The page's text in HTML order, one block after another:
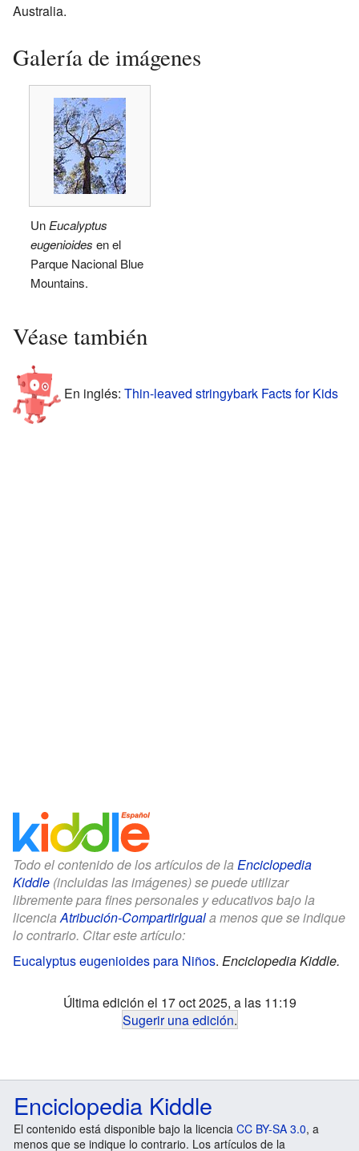
Australia.
Galería de imágenes
UnEucalyptus
eugenioides en el
Parque Nacional Blue
Mountains.
Véase también
En inglés: Thin-leaved stringybark Facts for Kids
Todo el contenido de los artículos de la Enciclopedia
Kiddle (incluidas las imágenes) se puede utilizar
libremente para fines personales y educativos bajo la
licenciaAtribución-CompartirIguala menos que se indique
lo contrario. Citar este artículo:
Eucalyptus eugenioides para Niños. Enciclopedia Kiddle.
Última edición el 17 oct 2025, a las 11:19
Sugerir una edición.
Enciclopedia Kiddle
El contenido está disponible bajo la licencia CC BY-SA 3.0, a
menos que se indique lo contrario. Los artículos de la